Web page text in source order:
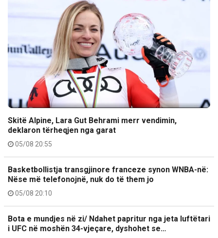
Skitë Alpine, Lara Gut Behrami merr vendimin,
deklaron tërheqjen nga garat
05/08 20:55
Basketbollistja transgjinore franceze synon WNBA-në:
Nëse më telefonojnë, nuk do të them jo
05/08 20:10
Bota e mundjes në zi/ Ndahet papritur nga jeta luftëtari
i UFC në moshën 34-vjeçare, dyshohet se…